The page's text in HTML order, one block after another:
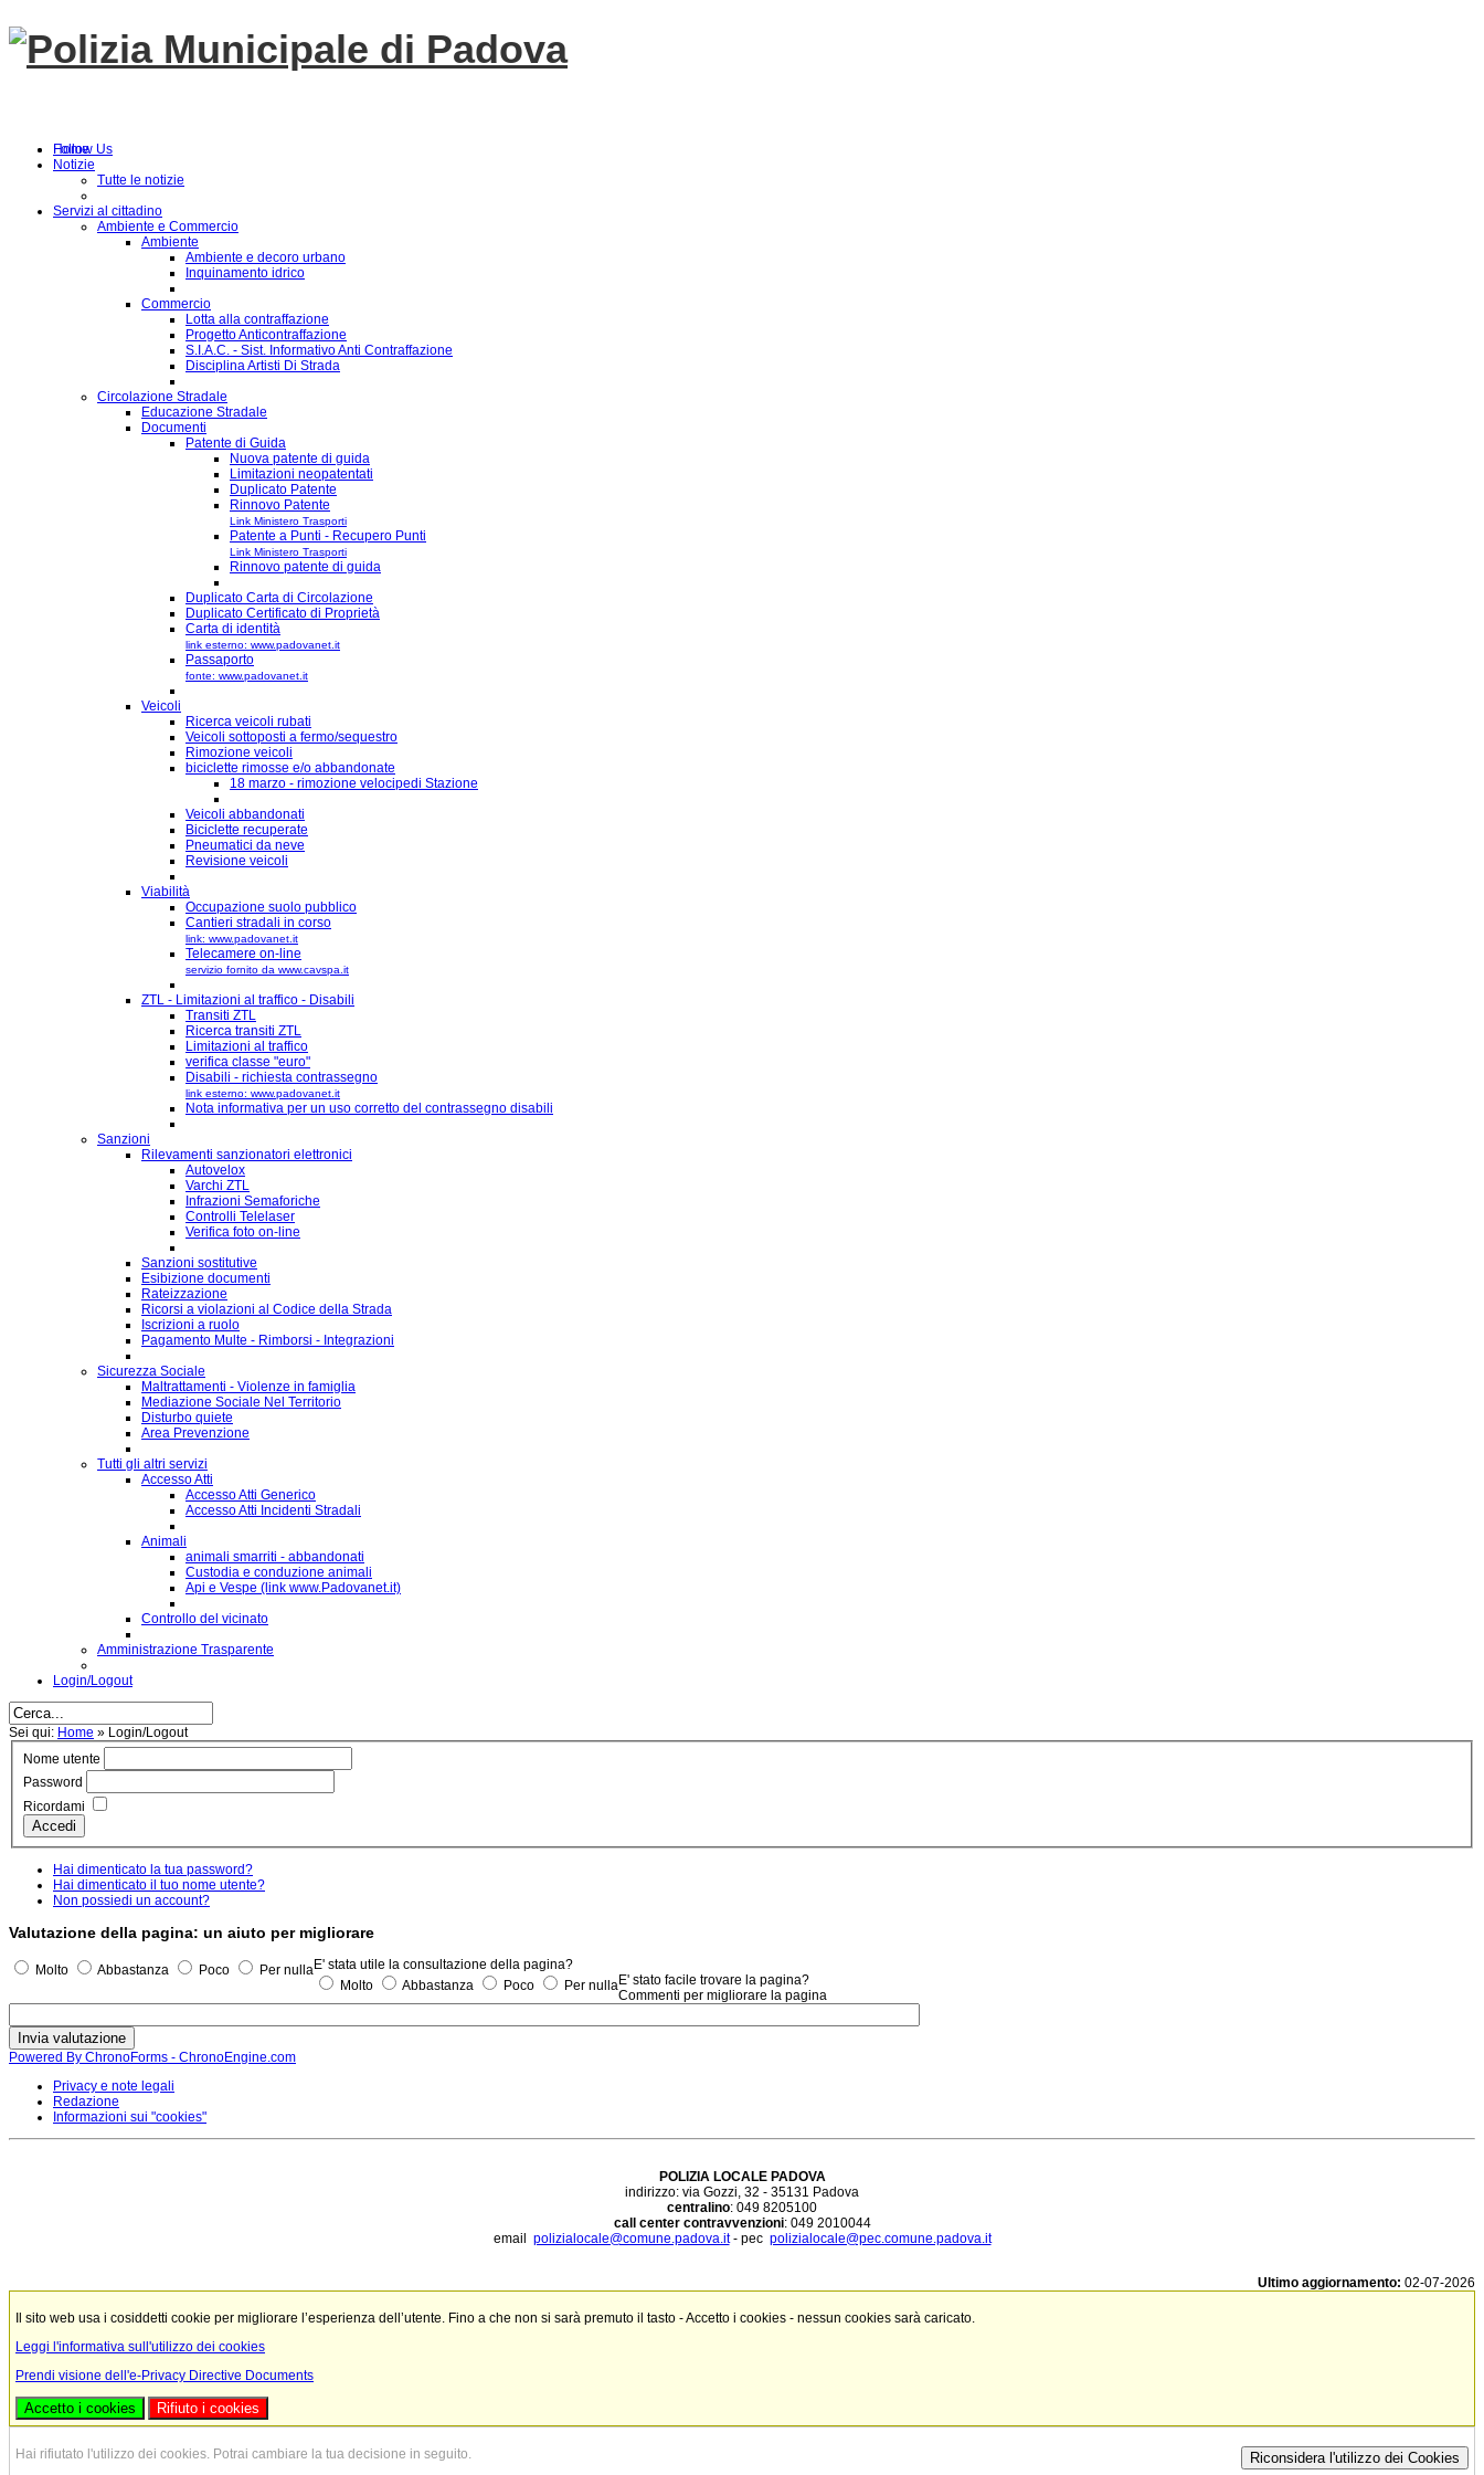
Follow Us
Home
Notizie
Tutte le notizie
Servizi al cittadino
Ambiente e Commercio
Ambiente
Ambiente e decoro urbano
Inquinamento idrico
Commercio
Lotta alla contraffazione
Progetto Anticontraffazione
S.I.A.C. - Sist. Informativo Anti Contraffazione
Disciplina Artisti Di Strada
Circolazione Stradale
Educazione Stradale
Documenti
Patente di Guida
Nuova patente di guida
Limitazioni neopatentati
Duplicato Patente
Rinnovo Patente
Link Ministero Trasporti
Patente a Punti - Recupero Punti
Link Ministero Trasporti
Rinnovo patente di guida
Duplicato Carta di Circolazione
Duplicato Certificato di Proprietà
Carta di identità
link esterno: www.padovanet.it
Passaporto
fonte: www.padovanet.it
Veicoli
Ricerca veicoli rubati
Veicoli sottoposti a fermo/sequestro
Rimozione veicoli
biciclette rimosse e/o abbandonate
18 marzo - rimozione velocipedi Stazione
Veicoli abbandonati
Biciclette recuperate
Pneumatici da neve
Revisione veicoli
Viabilità
Occupazione suolo pubblico
Cantieri stradali in corso
link: www.padovanet.it
Telecamere on-line
servizio fornito da www.cavspa.it
ZTL - Limitazioni al traffico - Disabili
Transiti ZTL
Ricerca transiti ZTL
Limitazioni al traffico
verifica classe "euro"
Disabili - richiesta contrassegno
link esterno: www.padovanet.it
Nota informativa per un uso corretto del contrassegno disabili
Sanzioni
Rilevamenti sanzionatori elettronici
Autovelox
Varchi ZTL
Infrazioni Semaforiche
Controlli Telelaser
Verifica foto on-line
Sanzioni sostitutive
Esibizione documenti
Rateizzazione
Ricorsi a violazioni al Codice della Strada
Iscrizioni a ruolo
Pagamento Multe - Rimborsi - Integrazioni
Sicurezza Sociale
Maltrattamenti - Violenze in famiglia
Mediazione Sociale Nel Territorio
Disturbo quiete
Area Prevenzione
Tutti gli altri servizi
Accesso Atti
Accesso Atti Generico
Accesso Atti Incidenti Stradali
Animali
animali smarriti - abbandonati
Custodia e conduzione animali
Api e Vespe (link www.Padovanet.it)
Controllo del vicinato
Amministrazione Trasparente
Login/Logout
Sei qui: Home » Login/Logout
Nome utente
Password
Ricordami
Accedi
Hai dimenticato la tua password?
Hai dimenticato il tuo nome utente?
Non possiedi un account?
Valutazione della pagina: un aiuto per migliorare
E' stata utile la consultazione della pagina?
Molto Abbastanza Poco Per nulla
E' stato facile trovare la pagina?
Molto Abbastanza Poco Per nulla
Commenti per migliorare la pagina
Powered By ChronoForms - ChronoEngine.com
Privacy e note legali
Redazione
Informazioni sui "cookies"
POLIZIA LOCALE PADOVA
indirizzo: via Gozzi, 32 - 35131 Padova
centralino: 049 8205100
call center contravvenzioni: 049 2010044
email polizialocale@comune.padova.it- pec polizialocale@pec.comune.padova.it
Ultimo aggiornamento: 02-07-2026
Il sito web usa i cosiddetti cookie per migliorare l’esperienza dell’utente. Fino a che non si sarà premuto il tasto - Accetto i cookies - nessun cookies sarà caricato.
Leggi l'informativa sull'utilizzo dei cookies
Prendi visione dell'e-Privacy Directive Documents
Accetto i cookies Rifiuto i cookies
Riconsidera l'utilizzo dei Cookies
Hai rifiutato l'utilizzo dei cookies. Potrai cambiare la tua decisione in seguito.